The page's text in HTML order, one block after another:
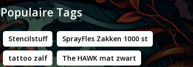
Populaire Tags
Stencilstuff SprayFles Zakken 1000 st
tattoo zalf The HAWK mat zwart